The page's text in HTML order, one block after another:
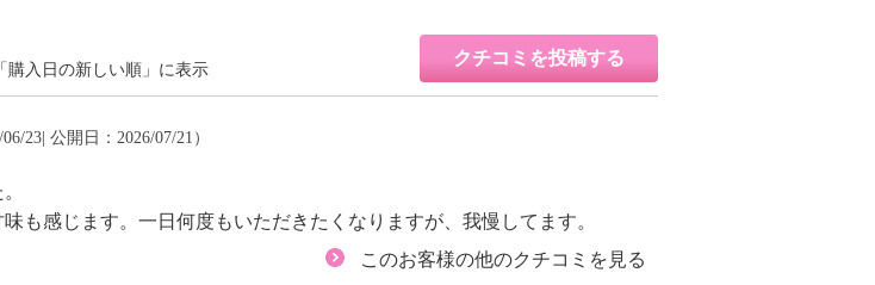
クチコミを投稿する
購入日の新しい順」に表示
23| 公開日：2026/07/21）
感じます。一日何度もいただきたくなりますが、我慢してます。
このお客様の他のクチコミを見る